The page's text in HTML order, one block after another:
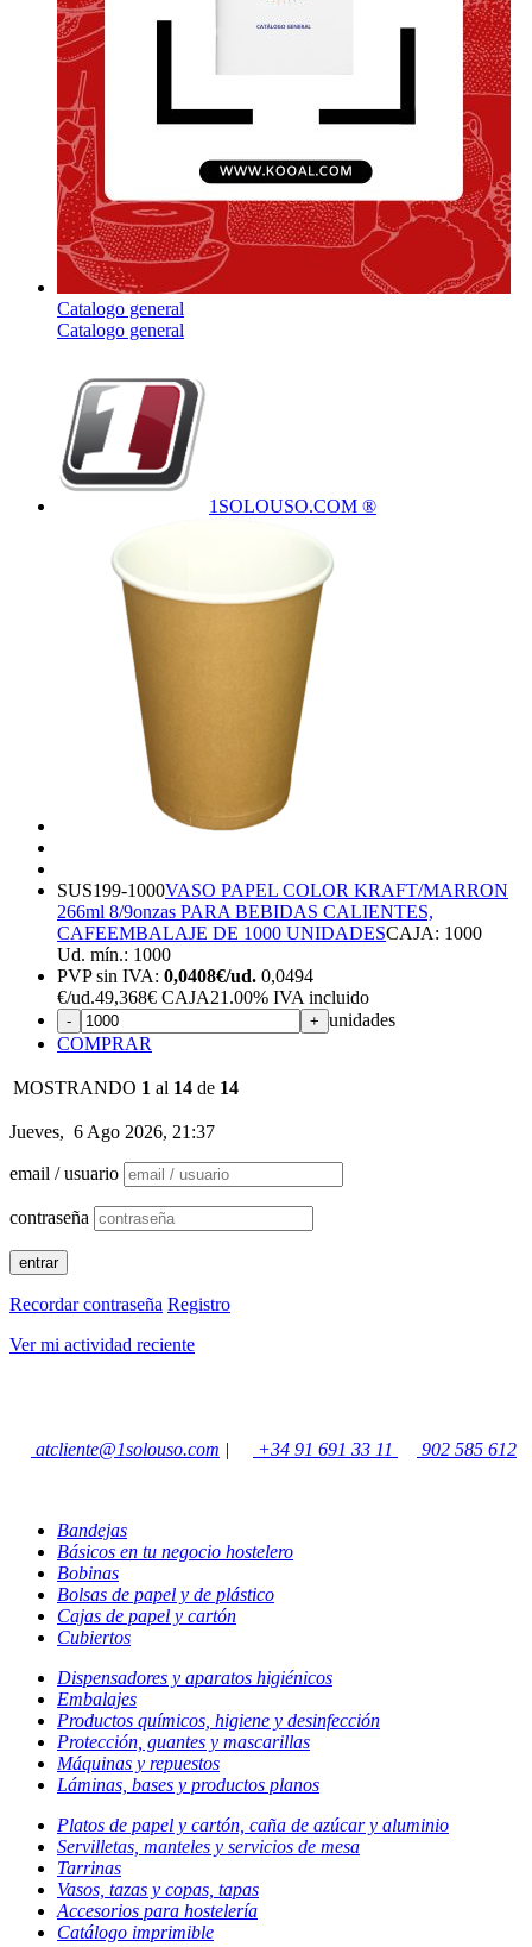
Catalogo general
Catalogo general
1SOLOUSO.COM ®
SUS199-1000VASO PAPEL COLOR KRAFT/MARRON
266ml 8/9onzas PARA BEBIDAS CALIENTES,
CAFEEMBALAJE DE 1000 UNIDADESCAJA: 1000
Ud. mín.: 1000
PVP sin IVA: 0,0408€/ud. 0,0494
€/ud.49,368€ CAJA21.00% IVA incluido
- + unidades
COMPRAR
MOSTRANDO 1 al 14 de 14
Jueves, 6 Ago 2026, 21:37
email / usuario
contraseña
Recordar contraseña Registro
Ver mi actividad reciente
atcliente@1solouso.com | +34 91 691 33 11 902 585 612
Bandejas
Básicos en tu negocio hostelero
Bobinas
Bolsas de papel y de plástico
Cajas de papel y cartón
Cubiertos
Dispensadores y aparatos higiénicos
Embalajes
Productos químicos, higiene y desinfección
Protección, guantes y mascarillas
Máquinas y repuestos
Láminas, bases y productos planos
Platos de papel y cartón, caña de azúcar y aluminio
Servilletas, manteles y servicios de mesa
Tarrinas
Vasos, tazas y copas, tapas
Accesorios para hostelería
Catálogo imprimible